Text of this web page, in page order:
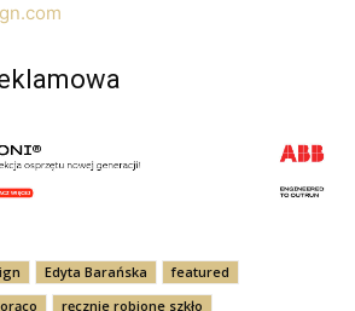
Edyta Barańska
featured
ręcznie robione szkło